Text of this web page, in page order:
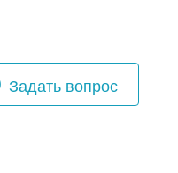
Задать вопрос